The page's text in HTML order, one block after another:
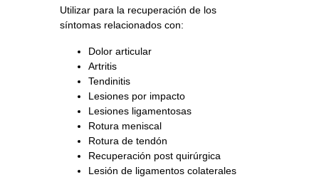
Utilizar para la recuperación de los
síntomas relacionados con:
Dolor articular
Artritis
Tendinitis
Lesiones por impacto
Lesiones ligamentosas
Rotura meniscal
Rotura de tendón
Recuperación post quirúrgica
Lesión de ligamentos colaterales